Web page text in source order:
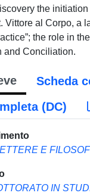
the
Vittore al Corpo, a
the role in
and Conciliation.
Scheda
(DC)
E
IN